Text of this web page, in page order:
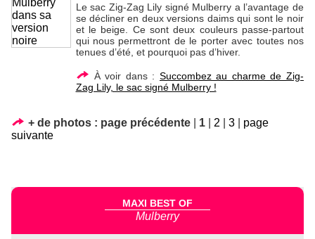
Le sac Zig-Zag Lily signé Mulberry a l’avantage de
se décliner en deux versions daims qui sont le noir
et le beige. Ce sont deux couleurs passe-partout
qui nous permettront de le porter avec toutes nos
tenues d’été, et pourquoi pas d’hiver.
À voir dans : Succombez au charme de Zig-
Zag Lily, le sac signé Mulberry !
+ de photos : page précédente 1 2 3
page
suivante
MAXI BEST OF
Mulberry